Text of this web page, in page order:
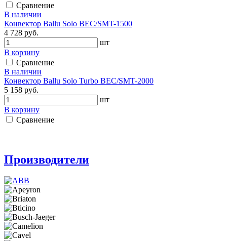
Сравнение
В наличии
Конвектор Ballu Solo BEC/SMT-1500
4 728 руб.
шт
В корзину
Сравнение
В наличии
Конвектор Ballu Solo Turbo BEC/SMT-2000
5 158 руб.
шт
В корзину
Сравнение
Производители